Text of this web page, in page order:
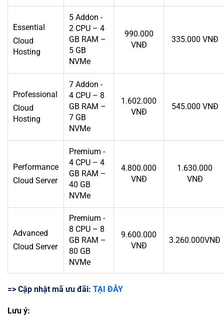
Essential
Cloud
Hosting
5 Addon -
2 CPU – 4
GB RAM –
5 GB
NVMe
990.000
VNĐ
335.000 VNĐ
Professional
Cloud
Hosting
7 Addon -
4 CPU – 8
GB RAM –
7 GB
NVMe
1.602.000
VNĐ
545.000 VNĐ
Performance
Cloud Server
Premium -
4 CPU – 4
GB RAM –
40 GB
NVMe
4.800.000
VNĐ
1.630.000
VNĐ
Advanced
Cloud Server
Premium -
8 CPU – 8
GB RAM –
80 GB
NVMe
9.600.000
VNĐ
3.260.000VNĐ
=> Cập nhật mã ưu đãi: TẠI ĐÂY
Lưu ý: